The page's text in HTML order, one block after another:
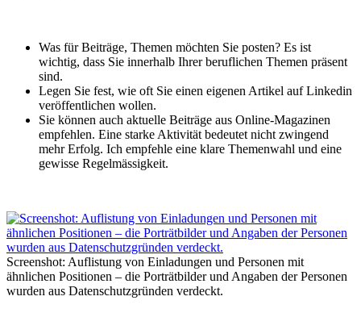
Was für Beiträge, Themen möchten Sie posten? Es ist
wichtig, dass Sie innerhalb Ihrer beruflichen Themen präsent
sind.
Legen Sie fest, wie oft Sie einen eigenen Artikel auf Linkedin
veröffentlichen wollen.
Sie können auch aktuelle Beiträge aus Online-Magazinen
empfehlen. Eine starke Aktivität bedeutet nicht zwingend
mehr Erfolg. Ich empfehle eine klare Themenwahl und eine
gewisse Regelmässigkeit.
Screenshot: Auflistung von Einladungen und Personen mit
ähnlichen Positionen – die Porträtbilder und Angaben der Personen
wurden aus Datenschutzgründen verdeckt.